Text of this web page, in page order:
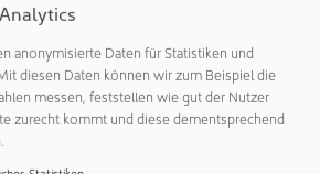
unseres N2 P-PDK können
neuer Technologiefunktionen
auf ihre Designs bewerten,
der Foundries verfügbar
Umgebung, um
mit praktischer
anonymisierte Daten für Statistiken und
diesen Daten können wir zum Beispiel die
messen, feststellen wie gut der Nutzer
zurecht kommt und diese dementsprechend